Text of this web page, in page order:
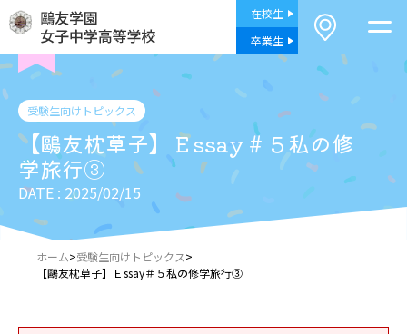
在校生
卒業生
受験生向けトピックス
【鷗友枕草子】Ｅssay＃５私の修
学旅行③
DATE : 2025/02/15
ホーム>受験生向けトピックス>
【鷗友枕草子】Ｅssay＃５私の修学旅行③